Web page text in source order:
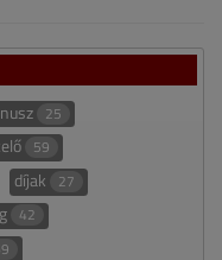
25
59
díjak 27
42